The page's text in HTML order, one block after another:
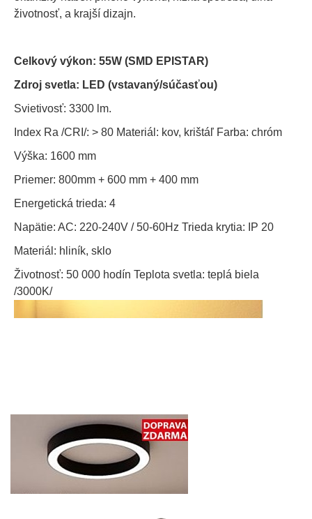
životnosť, a krajší dizajn.
Celkový výkon: 55W (SMD EPISTAR)
Zdroj svetla: LED (vstavaný/súčasťou)
Svietivosť: 3300 lm.
Index Ra /CRI/: > 80 Materiál: kov, krištáľ Farba: chróm
Výška: 1600 mm
Priemer: 800mm + 600 mm + 400 mm
Energetická trieda: 4
Napätie: AC: 220-240V / 50-60Hz Trieda krytia: IP 20
Materiál: hliník, sklo
Životnosť: 50 000 hodín Teplota svetla: teplá biela
/3000K/